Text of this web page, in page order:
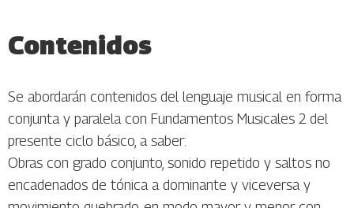
Contenidos
Se abordarán contenidos del lenguaje musical en forma
conjunta y paralela con Fundamentos Musicales 2 del
presente ciclo básico, a saber:
Obras con grado conjunto, sonido repetido y saltos no
encadenados de tónica a dominante y viceversa y